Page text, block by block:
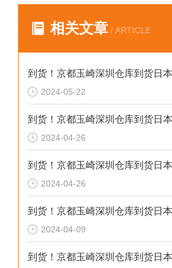
相关文章 / ARTICLE
2024-05-22
2024-04-26
2024-04-26
2024-04-09